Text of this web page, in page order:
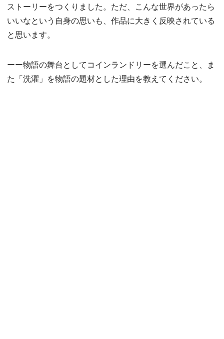
ストーリーをつくりました。ただ、こんな世界があったら
いいなという自身の思いも、作品に大きく反映されている
と思います。
ーー物語の舞台としてコインランドリーを選んだこと、ま
た「洗濯」を物語の題材とした理由を教えてください。